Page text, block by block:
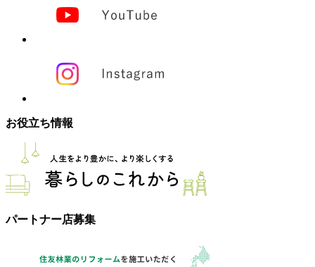
お役立ち情報
パートナー店募集